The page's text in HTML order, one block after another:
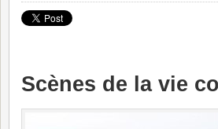
Scènes de la vie